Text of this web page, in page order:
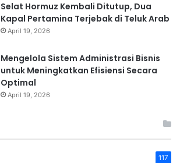
Selat Hormuz Kembali Ditutup, Dua
Kapal Pertamina Terjebak di Teluk Arab
April 19, 2026
Mengelola Sistem Administrasi Bisnis
untuk Meningkatkan Efisiensi Secara
Optimal
April 19, 2026
117